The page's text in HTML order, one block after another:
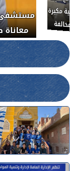
مستشفى
مكبرة